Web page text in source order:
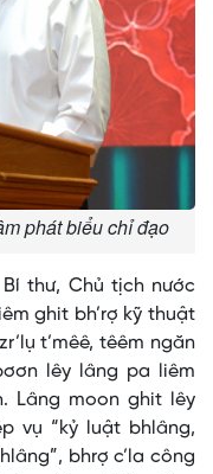
phát biểu chỉ đạo
Bí thư, Chủ tịch nước
ghit bh’rợ kỹ thuật
t’mêê, têêm ngăn
lêy lâng pa liêm
Lâng moon ghit lêy
vụ “kỷ luật bhlâng,
bhrợ c’la công